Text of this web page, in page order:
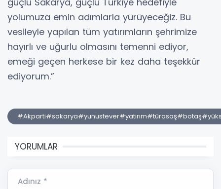
yolumuza emin adımlarla yürüyeceğiz. Bu
vesileyle yapılan tüm yatırımların şehrimize
hayırlı ve uğurlu olmasını temenni ediyor,
emeği geçen herkese bir kez daha teşekkür
ediyorum.”
YORUMLAR
Adınız *